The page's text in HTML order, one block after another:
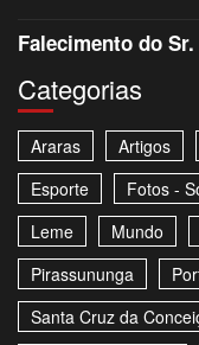
Falecimento do
Categorias
Araras Artigos
Esporte
Fotos -
Leme
Mundo
Pirassununga
Santa Cruz da